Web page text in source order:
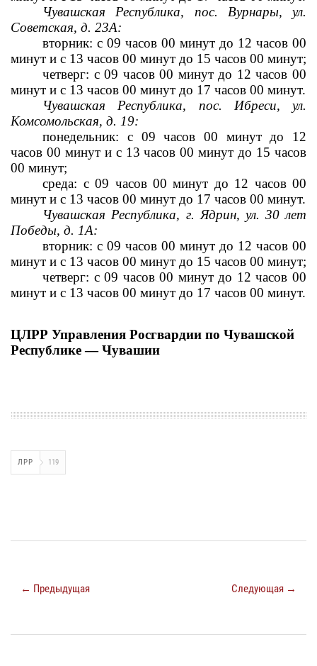
Чувашская Республика, пос. Вурнары, ул.
Советская, д. 23А:
вторник: с 09 часов 00 минут до 12 часов 00
минут и с 13 часов 00 минут до 15 часов 00 минут;
четверг: с 09 часов 00 минут до 12 часов 00
минут и с 13 часов 00 минут до 17 часов 00 минут.
Чувашская Республика, пос. Ибреси, ул.
Комсомольская, д. 19:
понедельник: с 09 часов 00 минут до 12
часов 00 минут и с 13 часов 00 минут до 15 часов
00 минут;
среда: с 09 часов 00 минут до 12 часов 00
минут и с 13 часов 00 минут до 17 часов 00 минут.
Чувашская Республика, г. Ядрин, ул. 30 лет
Победы, д. 1А:
вторник: с 09 часов 00 минут до 12 часов 00
минут и с 13 часов 00 минут до 15 часов 00 минут;
четверг: с 09 часов 00 минут до 12 часов 00
минут и с 13 часов 00 минут до 17 часов 00 минут.
ЦЛРР Управления Росгвардии по Чувашской
Республике — Чувашии
ЛРР 119
← Предыдущая Следующая →